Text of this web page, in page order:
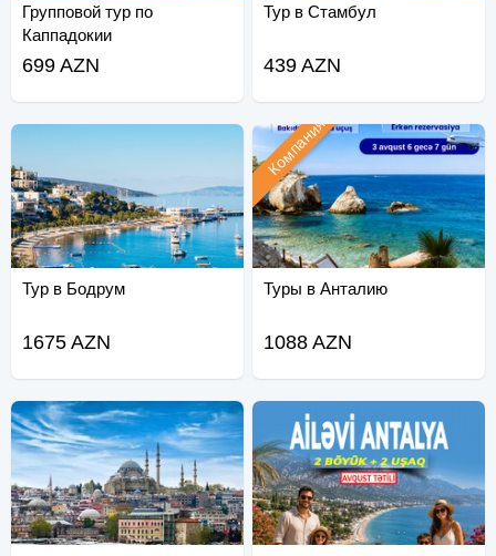
Групповой тур по
Каппадокии
699 AZN
Тур в Стамбул
439 AZN
Тур в Бодрум
1675 AZN
Туры в Анталию
Компания
1088 AZN